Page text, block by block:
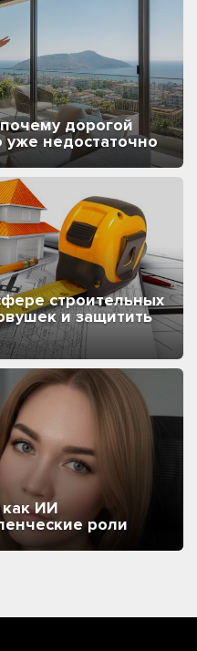
дорогой
недостаточно
строительных
и защитить
ИИ
роли